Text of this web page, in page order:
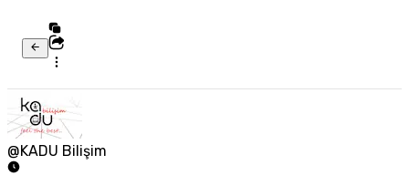
@KADU Bilişim